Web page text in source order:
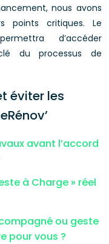
nous avons
points critiques. Le
d’accéder
du processus de
éviter les
avant l’accord
à Charge » réel
ou geste
pour vous ?